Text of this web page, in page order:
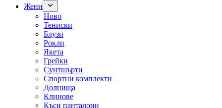
Жени
Ново
Тениски
Блузи
Рокли
Якета
Грейки
Суитшърти
Спортни комплекти
Долнища
Клинове
Къси панталони